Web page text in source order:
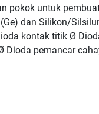
pokok untuk
dan Silikon/
kontak titik Ø
Dioda pemancar